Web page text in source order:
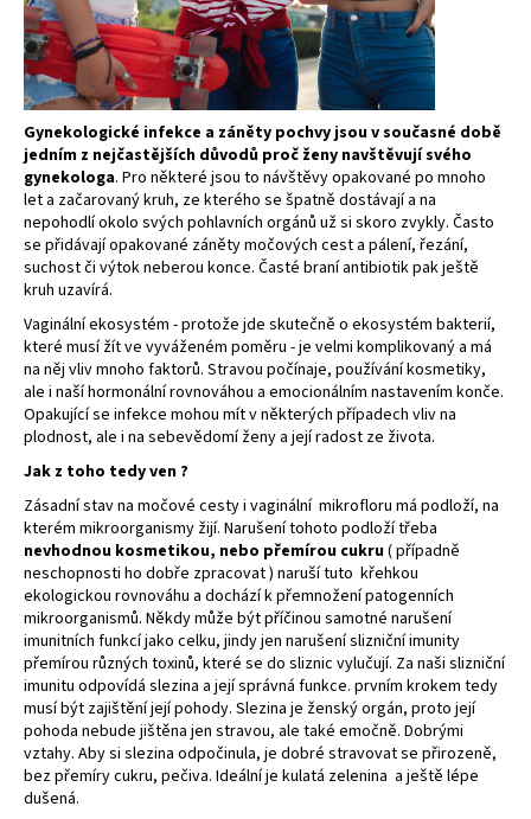
Gynekologické infekce a záněty pochvy jsou v současné době
jedním z nejčastějších důvodů proč ženy navštěvují svého
gynekologa. Pro některé jsou to návštěvy opakované po mnoho
let a začarovaný kruh, ze kterého se špatně dostávají a na
nepohodlí okolo svých pohlavních orgánů už si skoro zvykly. Často
se přidávají opakované záněty močových cest a pálení, řezání,
suchost či výtok neberou konce. Časté braní antibiotik pak ještě
kruh uzavírá.
Vaginální ekosystém - protože jde skutečně o ekosystém bakterií,
které musí žít ve vyváženém poměru - je velmi komplikovaný a má
na něj vliv mnoho faktorů. Stravou počínaje, používání kosmetiky,
ale i naší hormonální rovnováhou a emocionálním nastavením konče.
Opakující se infekce mohou mít v některých případech vliv na
plodnost, ale i na sebevědomí ženy a její radost ze života.
Jak z toho tedy ven ?
Zásadní stav na močové cesty i vaginální mikrofloru má podloží, na
kterém mikroorganismy žijí. Narušení tohoto podloží třeba
nevhodnou kosmetikou, nebo přemírou cukru( případně
neschopnosti ho dobře zpracovat ) naruší tuto křehkou
ekologickou rovnováhu a dochází k přemnožení patogenních
mikroorganismů. Někdy může být příčinou samotné narušení
imunitních funkcí jako celku, jindy jen narušení slizniční imunity
přemírou různých toxinů, které se do sliznic vylučují. Za naši slizniční
imunitu odpovídá slezina a její správná funkce. prvním krokem tedy
musí být zajištění její pohody. Slezina je ženský orgán, proto její
pohoda nebude jištěna jen stravou, ale také emočně. Dobrými
vztahy. Aby si slezina odpočinula, je dobré stravovat se přirozeně,
bez přemíry cukru, pečiva. Ideální je kulatá zelenina a ještě lépe
dušená.
a
j
í
t
?
HLEDAT
D
o
p
r
u
č
u
j
e
m
e